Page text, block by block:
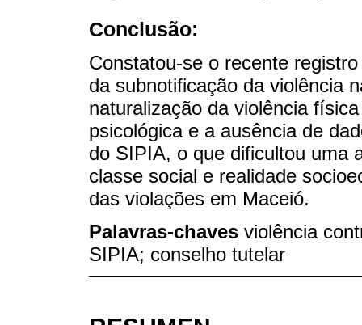
Conclusão:
Constatou-se o recente
da subnotificação da violência
naturalização da violência
psicológica e a ausência de
do SIPIA, o que dificultou uma
classe social e realidade
das violações em Maceió.
Palavras-chaves violência
SIPIA; conselho tutelar